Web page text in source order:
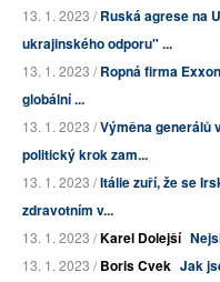
13. 1. 2023 /Ruská agrese na
ukrajinského odporu" ...
13. 1. 2023 /Ropná firma
globální ...
13. 1. 2023 /Výměna generálů
politický krok zam...
13. 1. 2023 /Itálie zuří, že se
zdravotním v...
13. 1. 2023 /Karel Dolejší
13. 1. 2023 /Boris Cvek Jak